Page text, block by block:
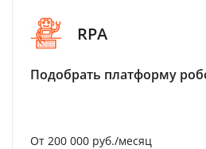
RPA
Подобрать платформу
От 200 000 руб./месяц